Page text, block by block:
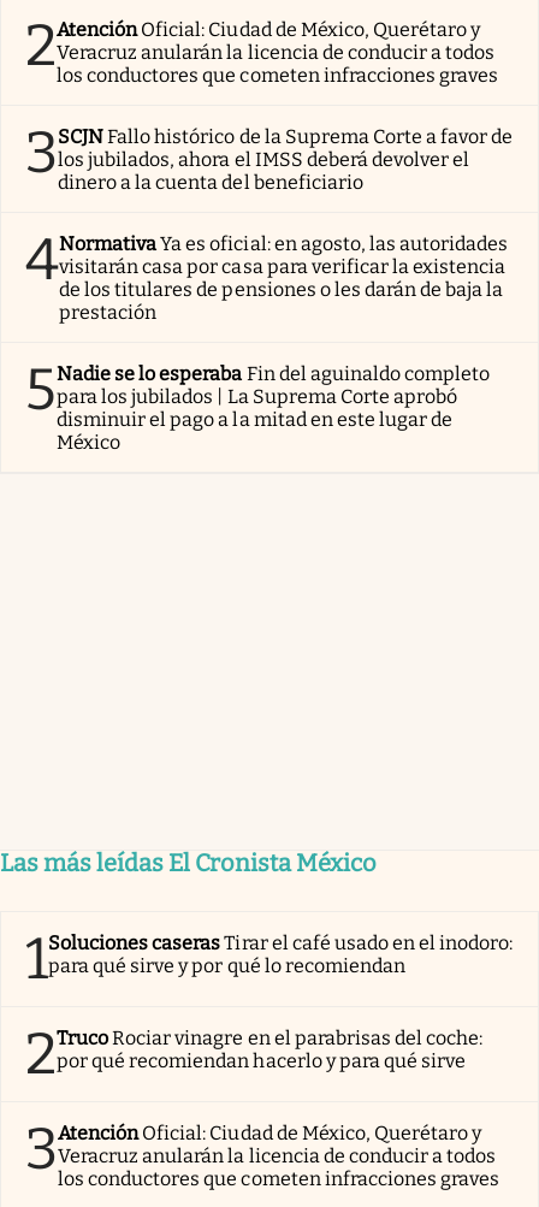
2AtenciónOficial: Ciudad de México, Querétaro y
Veracruz anularán la licencia de conducir a todos
los conductores que cometen infracciones graves
3SCJNFallo histórico de la Suprema Corte a favor de
los jubilados, ahora el IMSS deberá devolver el
dinero a la cuenta del beneficiario
4NormativaYa es oficial: en agosto, las autoridades
visitarán casa por casa para verificar la existencia
de los titulares de pensiones o les darán de baja la
prestación
5Nadie se lo esperaba Fin del aguinaldo completo
para los jubilados | La Suprema Corte aprobó
disminuir el pago a la mitad en este lugar de
México
Las más leídas El Cronista México
1Soluciones caserasTirar el café usado en el inodoro:
para qué sirve y por qué lo recomiendan
2TrucoRociar vinagre en el parabrisas del coche:
por qué recomiendan hacerlo y para qué sirve
3AtenciónOficial: Ciudad de México, Querétaro y
Veracruz anularán la licencia de conducir a todos
los conductores que cometen infracciones graves